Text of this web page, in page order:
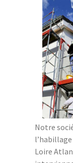
Notre
Loire